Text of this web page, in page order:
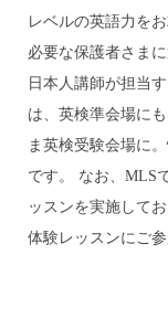
レベルの英語力を
必要な保護者さま
日本人講師が担当
は、英検準会場に
ま英検受験会場に
です。 なお、MLS
ッスンを実施して
体験レッスンにご参